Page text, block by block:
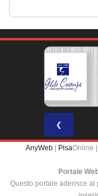
❮
AnyWeb PisaOnline |
Portale
Questo portale aderisce al